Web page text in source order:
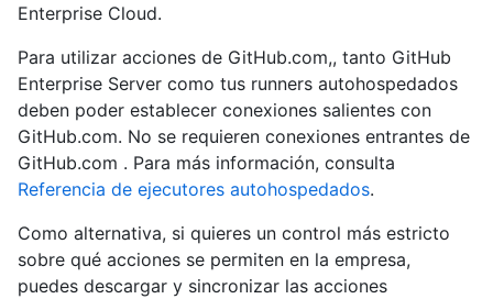
Enterprise Cloud.
Para utilizar acciones de GitHub.com,, tanto GitHub
Enterprise Server como tus runners autohospedados
deben poder establecer conexiones salientes con
GitHub.com. No se requieren conexiones entrantes de
GitHub.com . Para más información, consulta
Referencia de ejecutores autohospedados.
Como alternativa, si quieres un control más estricto
sobre qué acciones se permiten en la empresa,
puedes descargar y sincronizar las acciones